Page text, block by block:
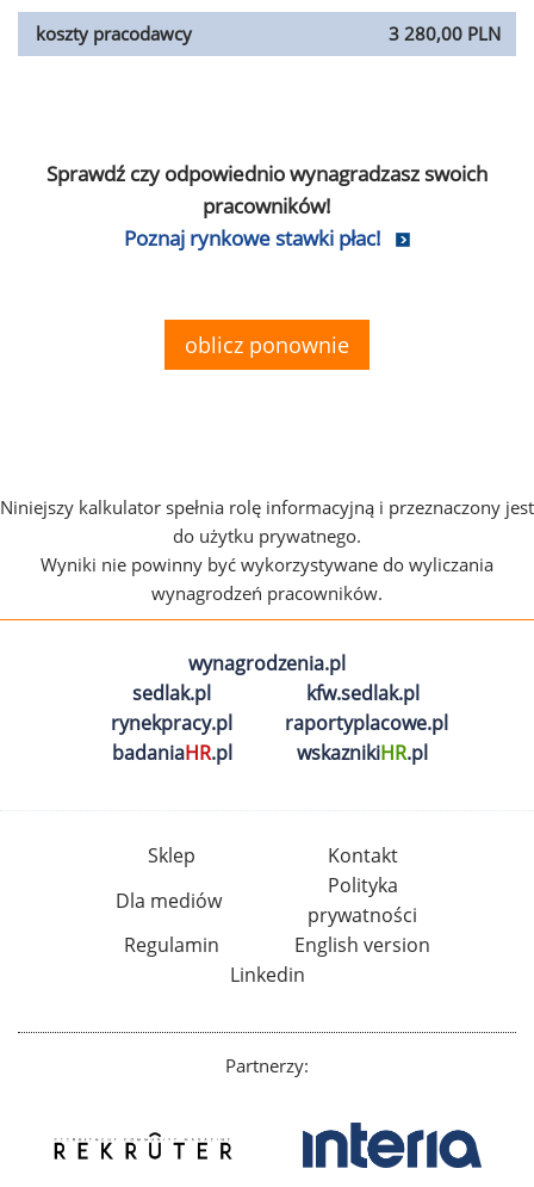
koszty pracodawcy
3 280,00 PLN
Sprawdź czy odpowiednio wynagradzasz swoich
pracowników!
Poznaj rynkowe stawki płac!
oblicz ponownie
Niniejszy kalkulator spełnia rolę informacyjną i przeznaczony jest
do użytku prywatnego.
Wyniki nie powinny być wykorzystywane do wyliczania
wynagrodzeń pracowników.
wynagrodzenia.pl
sedlak.pl
kfw.sedlak.pl
rynekpracy.pl
raportyplacowe.pl
badaniaHR.pl wskaznikiHR.pl
Sklep
Kontakt
Dla mediów
Polityka
prywatności
Regulamin
English version
Linkedin
Partnerzy: